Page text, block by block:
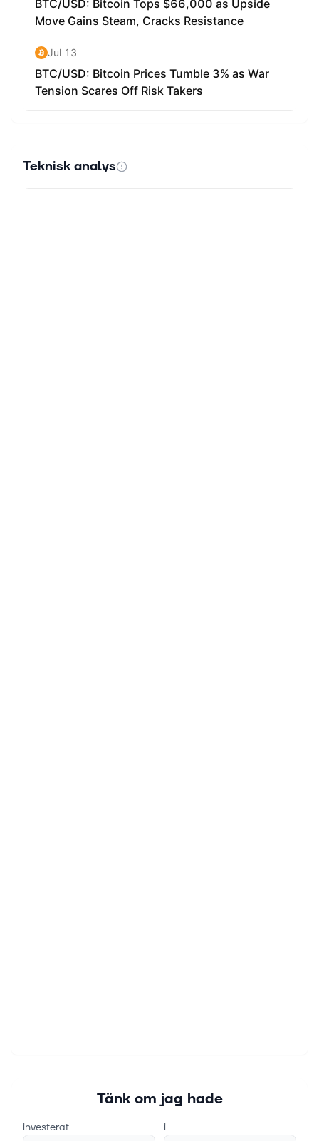
Teknisk analys
Tänk om jag hade
investerat
i